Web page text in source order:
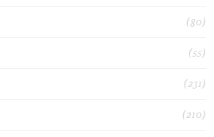
(80)
(55)
(231)
(210)